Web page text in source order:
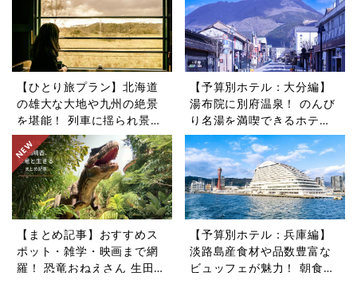
【ひとり旅プラン】北海道
の雄大な大地や九州の絶景
を堪能！ 列車に揺られ景色
を楽しむ旅5選
【予算別ホテル：大分編】
湯布院に別府温泉！ のんび
り名湯を満喫できるホテル5
選
【まとめ記事】おすすめス
ポット・雑学・映画まで網
羅！ 恐竜おねえさん 生田晴
【予算別ホテル：兵庫編】
淡路島産食材や品数豊富な
ビュッフェが魅力！ 朝食が